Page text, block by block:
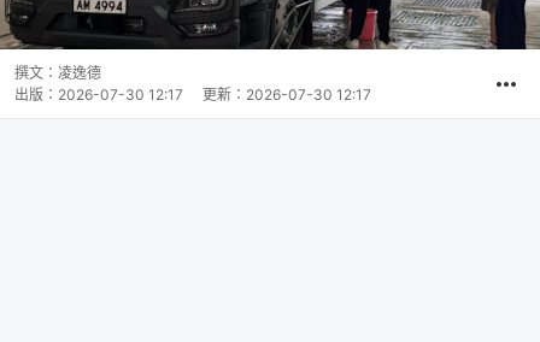
撰文： 凌逸德
出版： 2026-07-30 12:17 更新： 2026-07-30 12:17